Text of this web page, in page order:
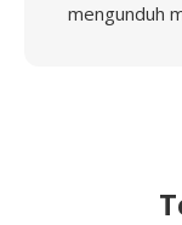
mengunduh